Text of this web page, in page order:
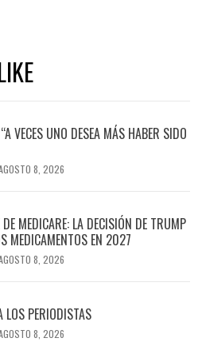
VECES UNO DESEA MÁS HABER SIDO
8, 2026
DE MEDICARE: LA DECISIÓN DE TRUMP
MEDICAMENTOS EN 2027
8, 2026
LOS PERIODISTAS
8, 2026